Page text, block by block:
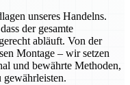
unseres Handelns.
der gesamte
abläuft. Von der
Montage – wir setzen
und bewährte Methoden,